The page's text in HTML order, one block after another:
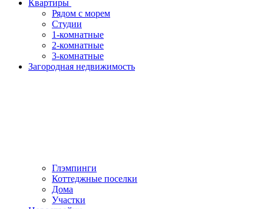
Квартиры
Рядом с морем
Студии
1-комнатные
2-комнатные
3-комнатные
Загородная недвижимость
Глэмпинги
Коттеджные поселки
Дома
Участки